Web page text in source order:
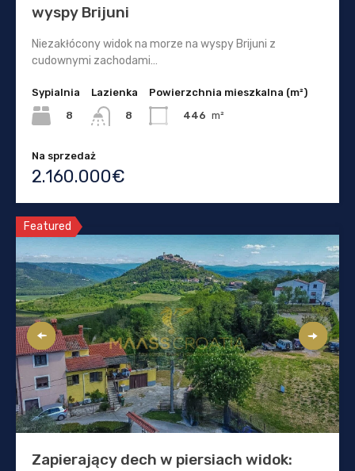
wyspy Brijuni
Niezakłócony widok na morze na wyspy Brijuni z
cudownymi zachodami…
Sypialnia
8
Lazienka
8
Powierzchnia mieszkalna (m²)
446 m²
Na sprzedaż
2.160.000€
Featured
Zapierający dech w piersiach widok: